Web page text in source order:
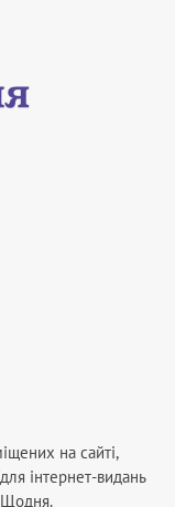
на сайті,
інтернет-видань